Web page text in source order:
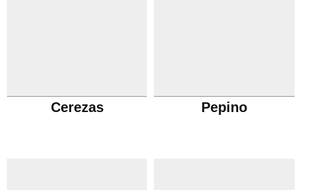
Cerezas Pepino